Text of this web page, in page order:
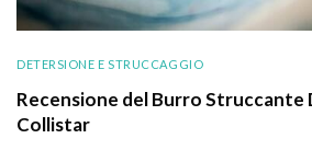
DETERSIONE E STRUCCAGGIO
Recensione del Burro
Collistar